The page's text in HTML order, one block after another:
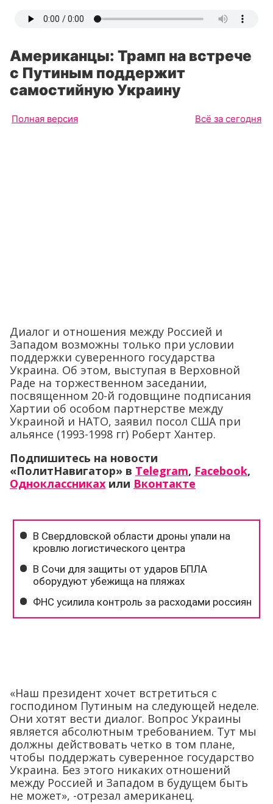
Американцы: Трамп на встрече
с Путиным поддержит
самостийную Украину
Полная версия Всё за сегодня
Диалог и отношения между Россией и
Западом возможны только при условии
поддержки суверенного государства
Украина. Об этом, выступая в Верховной
Раде на торжественном заседании,
посвященном 20-й годовщине подписания
Хартии об особом партнерстве между
Украиной и НАТО, заявил посол США при
альянсе (1993-1998 гг) Роберт Хантер.
Подпишитесь на новости
«ПолитНавигатор» в Telegram, Facebook,
Одноклассниках или Вконтакте
«Наш президент хочет встретиться с
господином Путиным на следующей неделе.
Они хотят вести диалог. Вопрос Украины
является абсолютным требованием. Тут мы
должны действовать четко в том плане,
чтобы поддержать суверенное государство
Украина. Без этого никаких отношений
между Россией и Западом в будущем быть
не может», -отрезал американец.